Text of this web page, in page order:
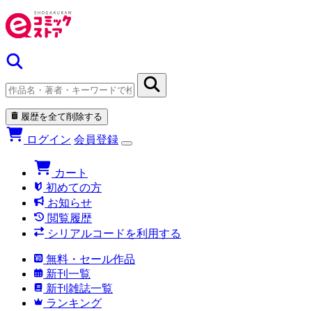
履歴を全て削除する
ログイン 会員登録
カート
初めての方
お知らせ
閲覧履歴
シリアルコードを利用する
無料・セール作品
新刊一覧
新刊雑誌一覧
ランキング